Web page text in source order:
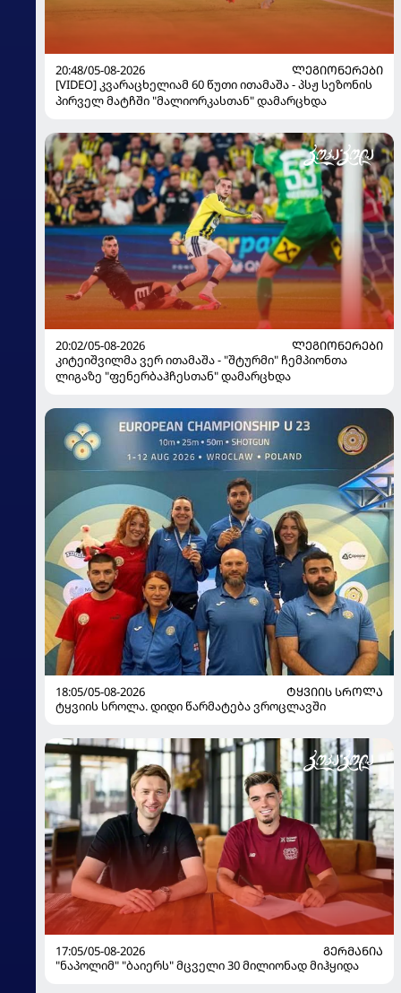
20:48/05-08-2026
ᲚᲔᲒᲘᲝᲜᲔᲠᲔᲑᲘ
[VIDEO] კვარაცხელიამ 60 წუთი ითამაშა - პსჟ სეზონის
პირველ მატჩში "მალიორკასთან" დამარცხდა
20:02/05-08-2026
ᲚᲔᲒᲘᲝᲜᲔᲠᲔᲑᲘ
კიტეიშვილმა ვერ ითამაშა - "შტურმი" ჩემპიონთა
ლიგაზე "ფენერბაჰჩესთან" დამარცხდა
18:05/05-08-2026
ᲢᲧᲕᲘᲘᲡ ᲡᲠᲝᲚᲐ
ტყვიის სროლა. დიდი წარმატება ვროცლავში
17:05/05-08-2026
ᲒᲔᲠᲛᲐᲜᲘᲐ
"ნაპოლიმ" "ბაიერს" მცველი 30 მილიონად მიჰყიდა